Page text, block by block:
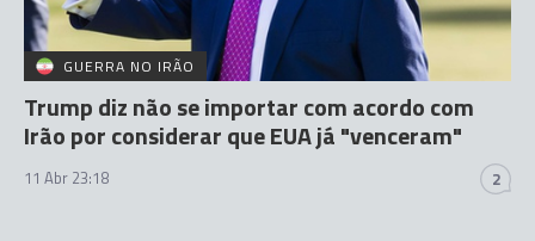
GUERRA NO IRÃO
Trump diz não se importar com acordo com
Irão por considerar que EUA já "venceram"
11 Abr 23:18 2